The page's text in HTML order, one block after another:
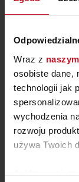
Wraz z
osobiste dane,
technologii jak
wychodzenia
rozwoju
używa Twoich
Jeśli wyrazisz